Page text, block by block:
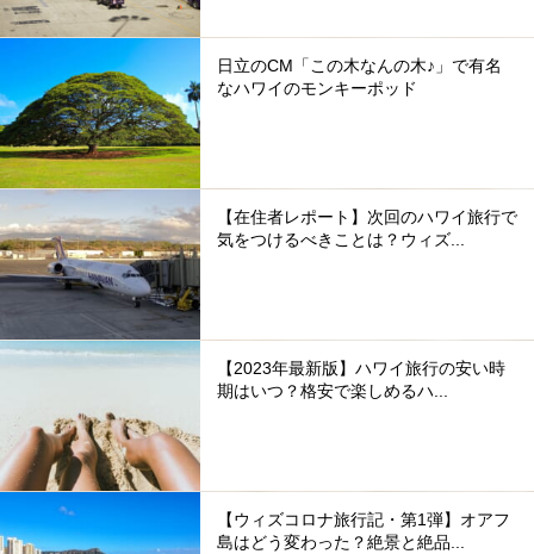
日立のCM「この木なんの木♪」で有名
なハワイのモンキーポッド
【在住者レポート】次回のハワイ旅行で
気をつけるべきことは？ウィズ...
【2023年最新版】ハワイ旅行の安い時
期はいつ？格安で楽しめるハ...
【ウィズコロナ旅行記・第1弾】オアフ
島はどう変わった？絶景と絶品...